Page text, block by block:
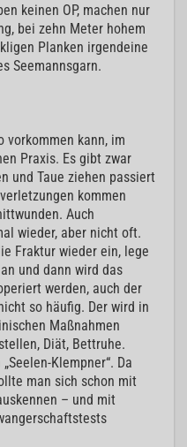
keinen OP, machen nur
bei zehn Meter hohem
Planken irgendeine
Seemannsgarn.
vorkommen kann, im
Praxis. Es gibt zwar
und Taue ziehen passiert
kommen
Auch
wieder, aber nicht oft.
Fraktur wieder ein, lege
und dann wird das
werden, auch der
so häufig. Der wird in
Maßnahmen
Diät, Bettruhe.
Klempner“. Da
man sich schon mit
– und mit